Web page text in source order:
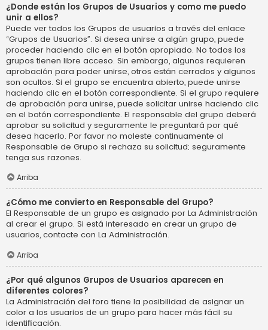
¿Donde están los Grupos de Usuarios y como me puedo
unir a ellos?
Puede ver todos los Grupos de usuarios a través del enlace
“Grupos de Usuarios”. Si desea unirse a algún grupo, puede
proceder haciendo clic en el botón apropiado. No todos los
grupos tienen libre acceso. Sin embargo, algunos requieren
aprobación para poder unirse, otros están cerrados y algunos
son ocultos. Si el grupo se encuentra abierto, puede unirse
haciendo clic en el botón correspondiente. Si el grupo requiere
de aprobación para unirse, puede solicitar unirse haciendo clic
en el botón correspondiente. El responsable del grupo deberá
aprobar su solicitud y seguramente le preguntará por qué
desea hacerlo. Por favor no moleste continuamente al
Responsable de Grupo si rechaza su solicitud; seguramente
tenga sus razones.
Arriba
¿Cómo me convierto en Responsable del Grupo?
El Responsable de un grupo es asignado por La Administración
al crear el grupo. Si está interesado en crear un grupo de
usuarios, contacte con La Administración.
Arriba
¿Por qué algunos Grupos de Usuarios aparecen en
diferentes colores?
La Administración del foro tiene la posibilidad de asignar un
color a los usuarios de un grupo para hacer más fácil su
identificación.